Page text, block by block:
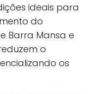
ideais para
do
Barra Mansa e
o
os